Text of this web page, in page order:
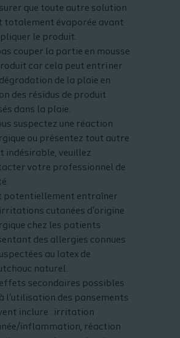
que toute autre solution
totalement évaporée avant
le produit.
couper la partie en mousse
car cela peut entrïner
de la plaie en
des résidus de produit
dans la plaie.
suspectez une réaction
ou présentez tout autre
indésirable, veuillez
votre professionnel de
potentiellement entraîner
cutanées d'origine
chez les patients
des allergies connues
au latex de
naturel.
effets secondaires possibles
l'utilisation des pansements
inclure : irritation
inflammation, réaction